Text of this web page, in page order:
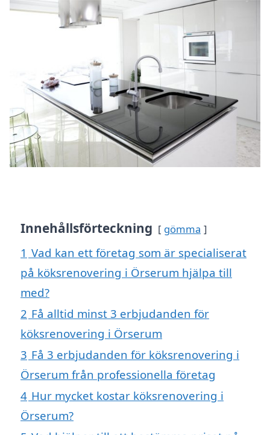
Innehållsförteckning gömma
1 Vad kan ett företag som är specialiserat
på köksrenovering i Örserum hjälpa till
med?
2 Få alltid minst 3 erbjudanden för
köksrenovering i Örserum
3 Få 3 erbjudanden för köksrenovering i
Örserum från professionella företag
4 Hur mycket kostar köksrenovering i
Örserum?